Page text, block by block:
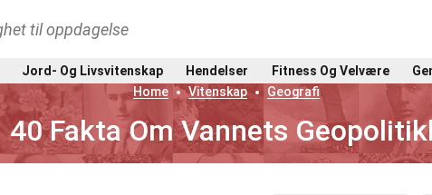
til oppdagelse
Jord- Og Livsvitenskap Hendelser Fitness Og Velvære
Home
Vitenskap Geografi
40 Fakta Om Vannets